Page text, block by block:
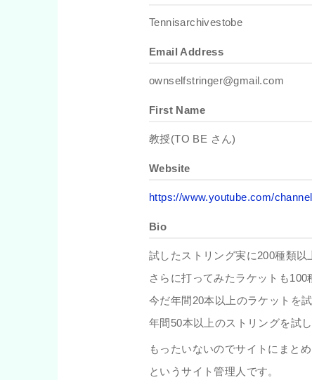
Tennisarchivestobe
Email Address
ownselfstringer@gmail.com
First Name
教授(TO BE さん)
Website
https://www.youtube.com/
Bio
試したストリング実に200種類以
さらに打ってみたラケットも100
今だ年間20本以上のラケットを
年間50本以上のストリングを試
もったいないのでサイトにまと
というサイト管理人です。